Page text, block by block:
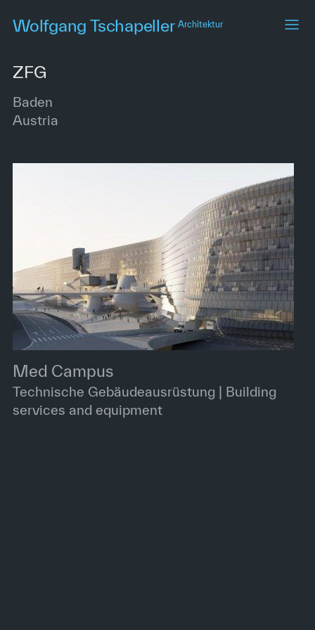
content
Wolfgang TschapellerArchitektur
ZFG
Baden
Austria
Med Campus
Technische Gebäudeausrüstung | Building
services and equipment